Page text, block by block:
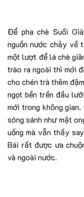
Để pha chè Suối
nguồn nước chảy về
một lượt để lá chè
trào ra ngoài thì mới
cho chén trà thêm
ngọt bền trền đầu
mới trong không
sóng sánh như mật
uống mà vẫn thấy
Bái rất được ưa
và ngoài nước.